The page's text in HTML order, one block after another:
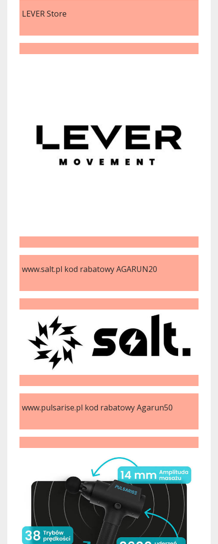
LEVER Store
www.salt.pl kod rabatowy AGARUN20
www.pulsarise.pl kod rabatowy Agarun50